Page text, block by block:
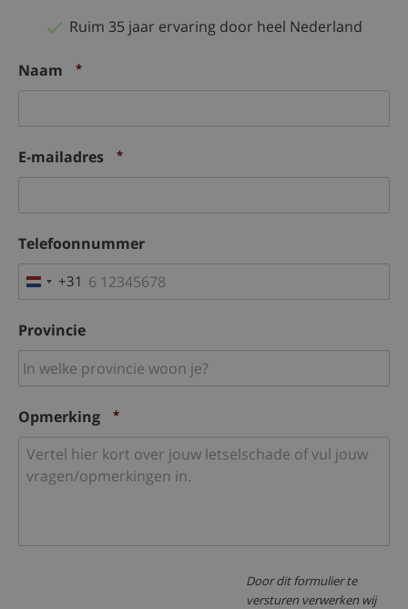
Ruim 35 jaar ervaring door heel Nederland
Naam *
E-mailadres *
Telefoonnummer
Netherlands
+31
Provincie
Opmerking *
Door dit formulier te
versturen verwerken wij